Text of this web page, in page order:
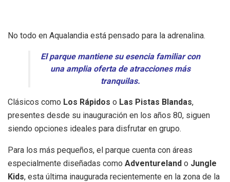
No todo en Aqualandia está pensado para la adrenalina.
El parque mantiene su esencia familiar con
una amplia oferta de atracciones más
tranquilas.
Clásicos como Los Rápidos o Las Pistas Blandas,
presentes desde su inauguración en los años 80, siguen
siendo opciones ideales para disfrutar en grupo.
Para los más pequeños, el parque cuenta con áreas
especialmente diseñadas como Adventureland o Jungle
Kids, esta última inaugurada recientemente en la zona de la